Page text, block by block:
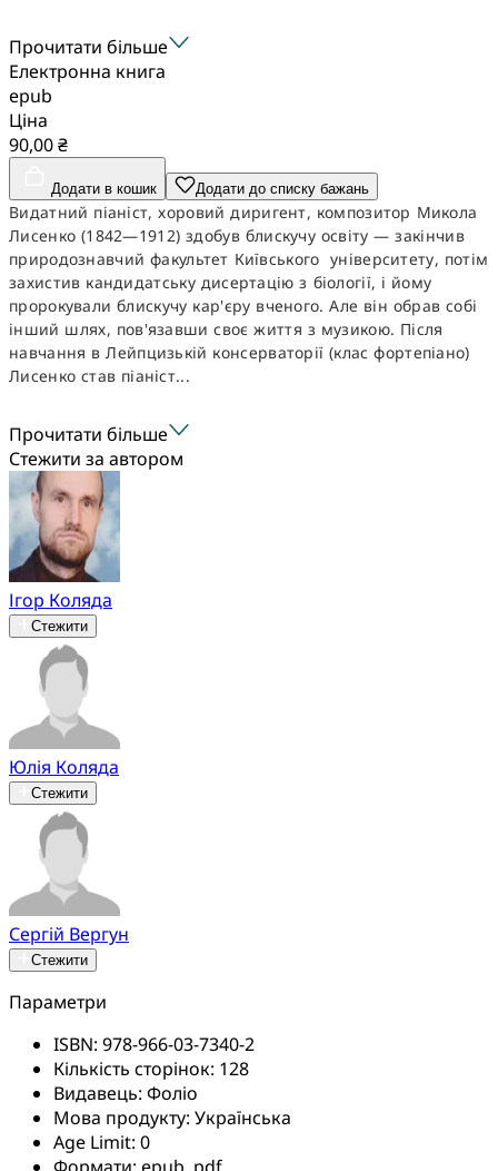
Прочитати більше
Електронна книга
epub
Ціна
90,00 ₴
Додати в кошик Додати до списку бажань
Видатний піаніст, хоровий диригент, композитор Микола
Лисенко (1842—1912) здобув блискучу освіту — закінчив
природознавчий факультет Київського університету, потім
захистив кандидатську дисертацію з біології, і йому
пророкували блискучу кар'єру вченого. Але він обрав собі
інший шлях, пов'язавши своє життя з музикою. Після
навчання в Лейпцизькій консерваторії (клас фортепіано)
Лисенко став піаніст...
Прочитати більше
Стежити за автором
Ігор Коляда
Стежити
Юлія Коляда
Стежити
Сергій Вергун
Стежити
Параметри
ISBN: 978-966-03-7340-2
Кількість сторінок: 128
Видавець: Фоліо
Мова продукту: Українська
Age Limit: 0